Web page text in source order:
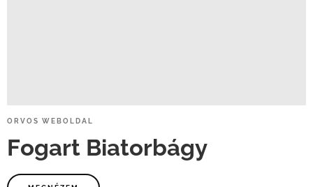
ORVOS WEBOLDAL
Fogart Biatorbágy